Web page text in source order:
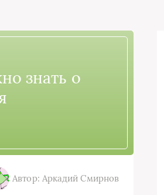
знать о
Автор: Аркадий Смирнов